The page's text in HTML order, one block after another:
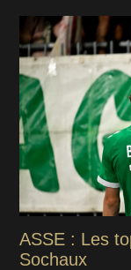
ASSE : Les
Sochaux